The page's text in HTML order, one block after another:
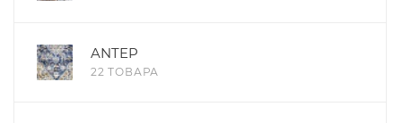
ANTEP
22 ТОВАРА